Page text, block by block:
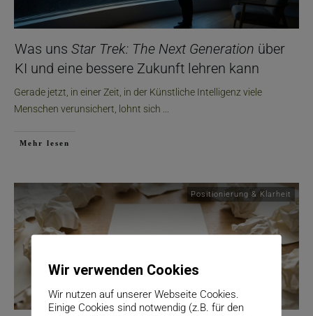
Was uns Star Trek: The Next Generation über
KI und eine bessere Zukunft lehren kann
Gerade jetzt, in einer Zeit, in der Künstliche Intelligenz viele
Menschen verunsichert, lohnt sich
Mehr lesen
Positionierung & Klarheit
Wir verwenden Cookies
Wir nutzen auf unserer Webseite Cookies.
Einige Cookies sind notwendig (z.B. für den